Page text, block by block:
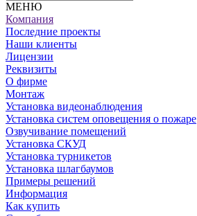
МЕНЮ
Компания
Последние проекты
Наши клиенты
Лицензии
Реквизиты
О фирме
Монтаж
Установка видеонаблюдения
Установка систем оповещения о пожаре
Озвучивание помещений
Установка СКУД
Установка турникетов
Установка шлагбаумов
Примеры решений
Информация
Как купить